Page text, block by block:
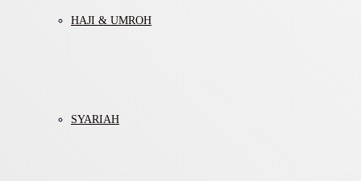
HAJI & UMROH
SYARIAH